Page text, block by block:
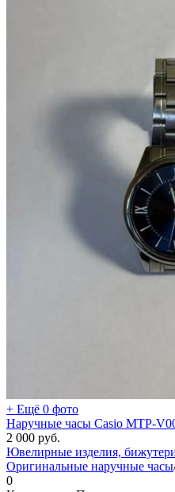
+ Ещё 0 фото
Наручные часы Casio MTP-
2 000 руб.
Ювелирные изделия,
Оригинальные наручные часы
0